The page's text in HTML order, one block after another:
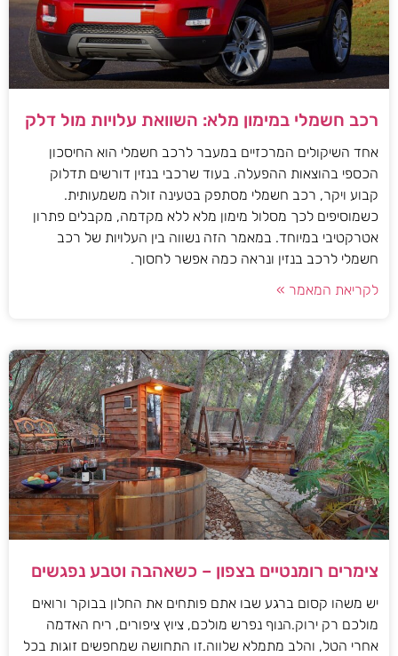
רכב חשמלי במימון מלא: השוואת עלויות מול דלק
אחד השיקולים המרכזיים במעבר לרכב חשמלי הוא החיסכון
הכספי בהוצאות ההפעלה. בעוד שרכבי בנזין דורשים תדלוק
קבוע ויקר, רכב חשמלי מסתפק בטעינה זולה משמעותית.
כשמוסיפים לכך מסלול מימון מלא ללא מקדמה, מקבלים פתרון
אטרקטיבי במיוחד. במאמר הזה נשווה בין העלויות של רכב
חשמלי לרכב בנזין ונראה כמה אפשר לחסוך.
לקריאת המאמר »
צימרים רומנטיים בצפון – כשאהבה וטבע נפגשים
יש משהו קסום ברגע שבו אתם פותחים את החלון בבוקר ורואים
מולכם רק ירוק.הנוף נפרש מולכם, ציוץ ציפורים, ריח האדמה
אחרי הטל, והלב מתמלא שלווה.זו התחושה שמחפשים זוגות בכל